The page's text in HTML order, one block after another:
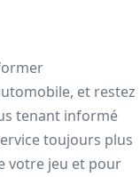
et restez
tenant informé
toujours plus
votre jeu et pour